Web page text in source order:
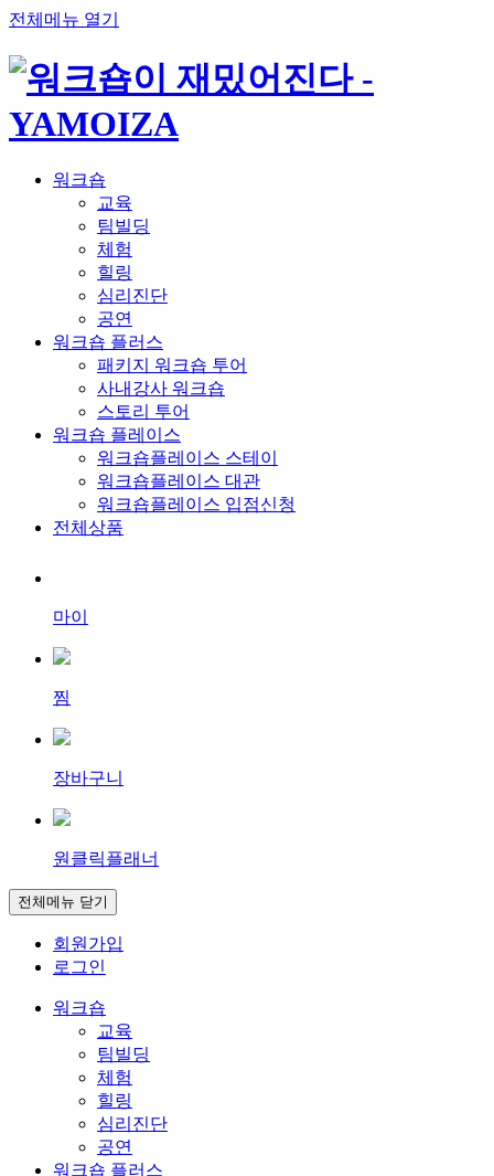
전체메뉴 열기
워크숍
교육
팀빌딩
체험
힐링
심리진단
공연
워크숍 플러스
패키지 워크숍 투어
사내강사 워크숍
스토리 투어
워크숍 플레이스
워크숍플레이스 스테이
워크숍플레이스 대관
워크숍플레이스 입점신청
전체상품
마이
찜
장바구니
원클릭플래너
전체메뉴 닫기
회원가입
로그인
워크숍
교육
팀빌딩
체험
힐링
심리진단
공연
워크숍 플러스